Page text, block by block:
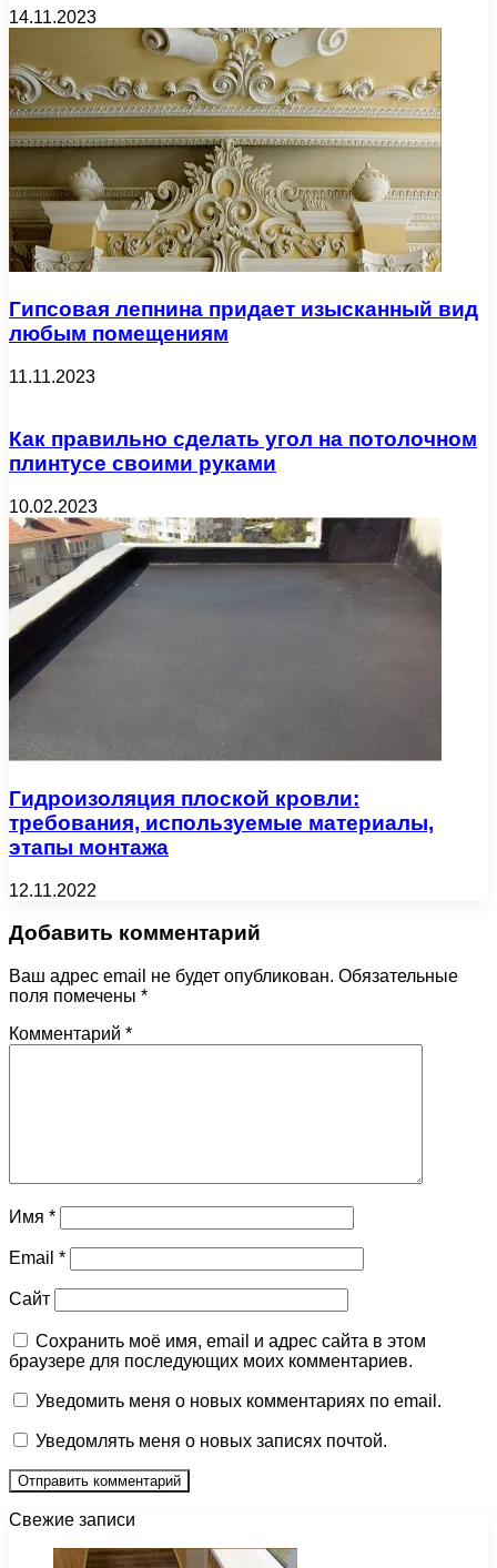
14.11.2023
Гипсовая лепнина придает изысканный вид
любым помещениям
11.11.2023
Как правильно сделать угол на потолочном
плинтусе своими руками
10.02.2023
Гидроизоляция плоской кровли:
требования, используемые материалы,
этапы монтажа
12.11.2022
Добавить комментарий
Ваш адрес email не будет опубликован. Обязательные
поля помечены *
Комментарий *
Имя *
Email *
Сайт
Сохранить моё имя, email и адрес сайта в этом
браузере для последующих моих комментариев.
Уведомить меня о новых комментариях по email.
Уведомлять меня о новых записях почтой.
Свежие записи